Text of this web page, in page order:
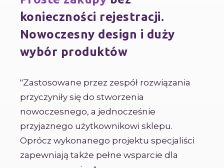
konieczności rejestracji.
Nowoczesny design i duży
wybór produktów
"Zastosowane przez zespół rozwiązania
przyczyniły się do stworzenia
nowoczesnego, a jednocześnie
przyjaznego użytkownikowi sklepu.
Oprócz wykonanego projektu specjaliści
zapewniają także pełne wsparcie dla